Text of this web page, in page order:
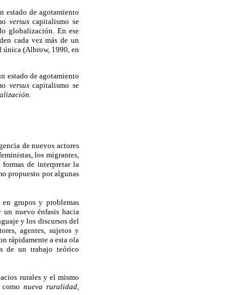
estado de agotamiento
versuscapitalismo se
globalización. En ese
cada vez más de un
única (Albrow, 1990, en
estado de agotamiento
versuscapitalismo se
de nuevos actores
los migrantes,
de interpretar la
propuesto por algunas
grupos y problemas
un nuevo énfasis hacia
y los discursos del
agentes, sujetos y
rápidamente a esta ola
de un trabajo teórico
rurales y el mismo
comonueva ruralidad,